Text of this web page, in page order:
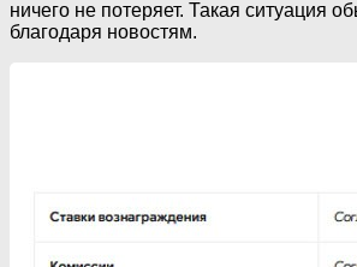
ничего не потеряет. Такая ситуация
благодаря новостям.